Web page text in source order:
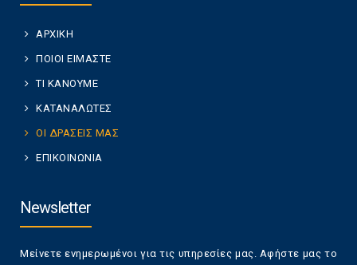
ΑΡΧΙΚΗ
ΠΟΙΟΙ ΕΙΜΑΣΤΕ
ΤΙ ΚΑΝΟΥΜΕ
ΚΑΤΑΝΑΛΩΤΕΣ
ΟΙ ΔΡΑΣΕΙΣ ΜΑΣ
ΕΠΙΚΟΙΝΩΝΙΑ
Newsletter
Μείνετε ενημερωμένοι για τις υπηρεσίες μας. Αφήστε μας το